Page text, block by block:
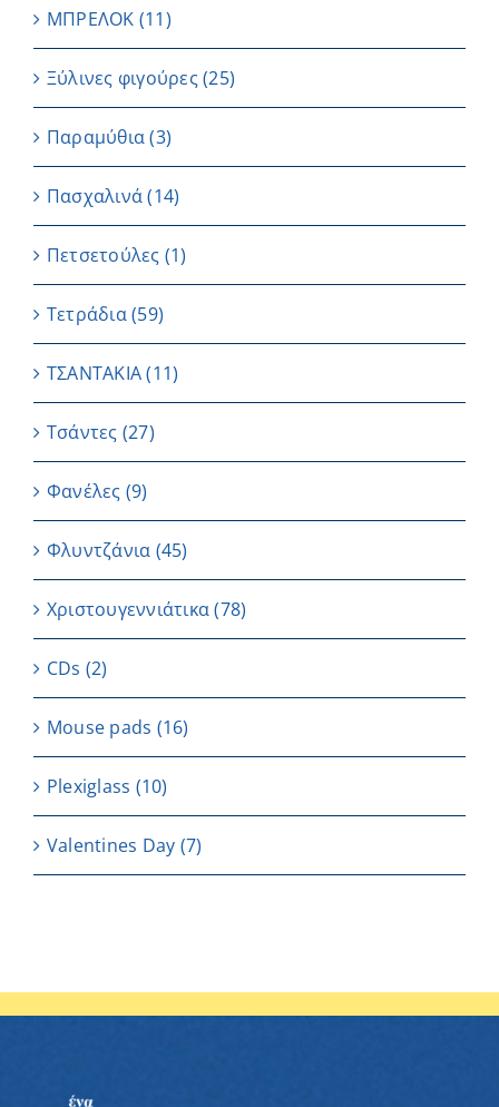
ΜΠΡΕΛΟΚ (11)
Ξύλινες φιγούρες(25)
Παραμύθια (3)
Πασχαλινά (14)
Πετσετούλες (1)
Τετράδια(59)
ΤΣΑΝΤΑΚΙΑ (11)
Τσάντες (27)
Φανέλες (9)
Φλυντζάνια (45)
Χριστουγεννιάτικα(78)
CDs (2)
Μouse pads (16)
Plexiglass (10)
Valentines Day (7)